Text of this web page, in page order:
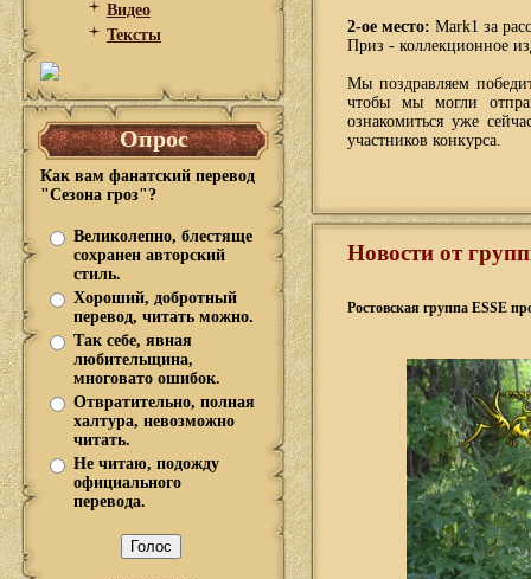
Видео
Тексты
Опрос
Как вам фанатский перевод
"Сезона гроз"?
Великолепно, блестяще
сохранен авторский
стиль.
Хороший, добротный
перевод, читать можно.
Так себе, явная
любительщина,
многовато ошибок.
Отвратительно, полная
халтура, невозможно
читать.
Не читаю, подожду
официального
перевода.
2-ое место: Mark1 за
Приз - коллекционное
Мы поздравляем
чтобы мы могли
ознакомиться уже
участников конкурса.
Новости от
Ростовская группа ESSE